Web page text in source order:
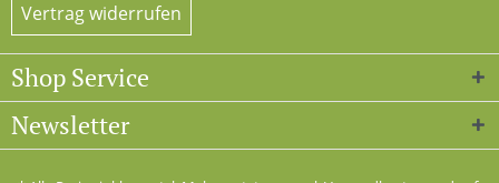
Vertrag widerrufen
Shop Service
Newsletter